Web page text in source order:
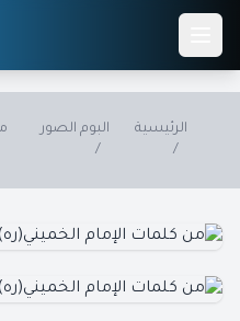
Skip to main content
الرئيسية
/
البوم الصور
/